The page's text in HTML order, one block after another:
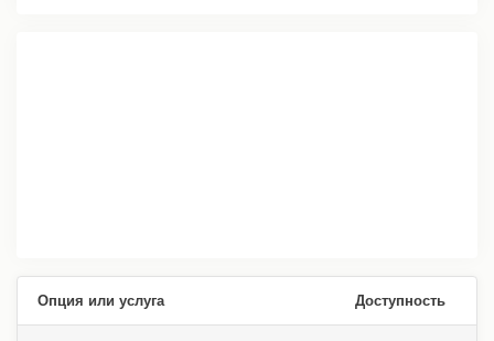
Опция или услуга Доступность